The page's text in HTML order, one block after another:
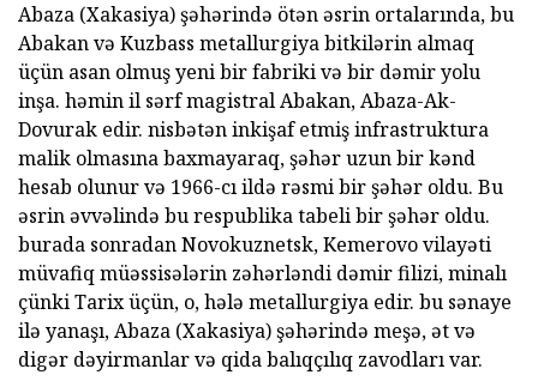
Abaza (Xakasiya) şəhərində ötən əsrin ortalarında, bu
Abakan və Kuzbass metallurgiya bitkilərin almaq
üçün asan olmuş yeni bir fabriki və bir dəmir yolu
inşa. həmin il sərf magistral Abakan, Abaza-Ak-
Dovurak edir. nisbətən inkişaf etmiş infrastruktura
malik olmasına baxmayaraq, şəhər uzun bir kənd
hesab olunur və 1966-cı ildə rəsmi bir şəhər oldu. Bu
əsrin əvvəlində bu respublika tabeli bir şəhər oldu.
burada sonradan Novokuznetsk, Kemerovo vilayəti
müvafiq müəssisələrin zəhərləndi dəmir filizi, minalı
çünki Tarix üçün, o, hələ metallurgiya edir. bu sənaye
ilə yanaşı, Abaza (Xakasiya) şəhərində meşə, ət və
digər dəyirmanlar və qida balıqçılıq zavodları var.